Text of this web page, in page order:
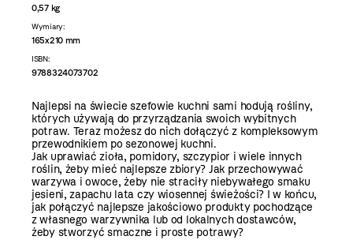
0,57 kg
Wymiary:
165x210 mm
ISBN:
9788324073702
Najlepsi na świecie szefowie kuchni sami hodują rośliny,
których używają do przyrządzania swoich wybitnych
potraw. Teraz możesz do nich dołączyć z kompleksowym
przewodnikiem po sezonowej kuchni.
Jak uprawiać zioła, pomidory, szczypior i wiele innych
roślin, żeby mieć najlepsze zbiory? Jak przechowywać
warzywa i owoce, żeby nie straciły niebywałego smaku
jesieni, zapachu lata czy wiosennej świeżości? I w końcu,
jak połączyć najlepsze jakościowo produkty pochodzące
z własnego warzywnika lub od lokalnych dostawców,
żeby stworzyć smaczne i proste potrawy?